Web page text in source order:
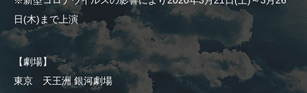
日(木)まで上演
【劇場】
東京 天王洲 銀河劇場